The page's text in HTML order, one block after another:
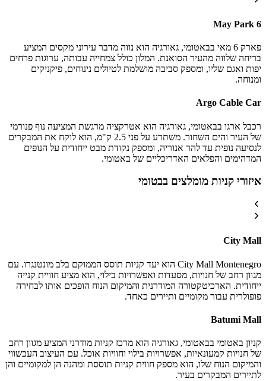
6 May Park
פארק 6 מאי בבאטומי, גאורגיה הוא נווה מדבר עירוני מקסים המציע
בריחה שלווה מהעיר הסואנת. המלון כולל צמחייה עבותה, ערוגות פרחים
יפות ואגם שליו, ומספק סביבה מושלמת לטיולים נינוחים, פיקניקים
ומנוחה.
Argo Cable Car
רכבל ארגו בבאטומי, גאורגיה הוא אטרקציה מרגשת המציעה נוף פנורמי
של העיר והים השחור. משתרע על פני 2.5 ק"מ, הוא לוקח את המבקרים
לנסיעה נופית עד להר אנוריה, ומספק נקודת מבט ייחודית על הנופים
המדהימים והפלאים האדריכליים של באטומי.
איזורי קניות מומלצים בבטומי
City Mall
City Mall Montenegro הוא יעד קניות תוסס הממוקם בלב מונטנגרו. עם
מגוון רחב של חנויות, מסעדות ואפשרויות בילוי, הוא מציע חוויית קנייה
ייחודית. הארכיטקטורה המודרנית והמיקום הנוח הופכים אותו לבחירה
פופולרית עבור מקומיים ותיירים כאחד.
Batumi Mall
קניון באטומי בבאטומי, גאורגיה הוא מרכז קניות מודרני המציע מגוון רחב
של חנויות קמעונאיות, אפשרויות בילוי וחוויות אוכל. עם העיצוב העכשווי
והמיקום הנוח שלו, הוא מספק חווית קניות תוססת ומהנה הן למקומיים והן
לתיירים המבקרים בעיר.